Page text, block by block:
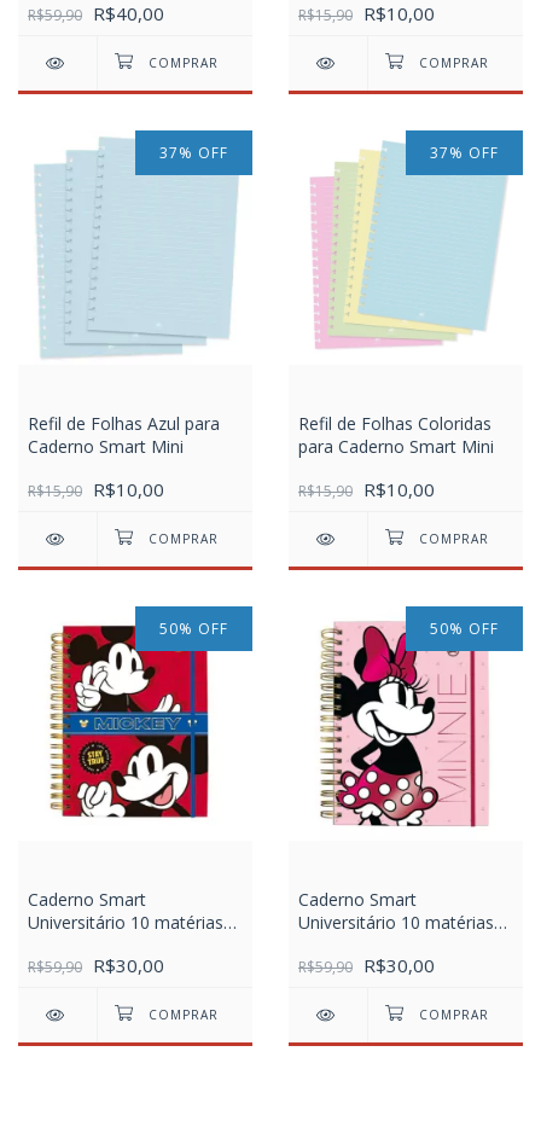
R$59,90 R$40,00 R$15,90 R$10,00
37% OFF
Refil de Folhas Azul para
Caderno Smart Mini
R$15,90 R$10,00
37% OFF
Refil de Folhas Coloridas
para Caderno Smart Mini
R$15,90 R$10,00
50% OFF
Caderno Smart
Universitário 10 matérias
Mickey
R$59,90 R$30,00
50% OFF
Caderno Smart
Universitário 10 matérias
Minnie
R$59,90 R$30,00